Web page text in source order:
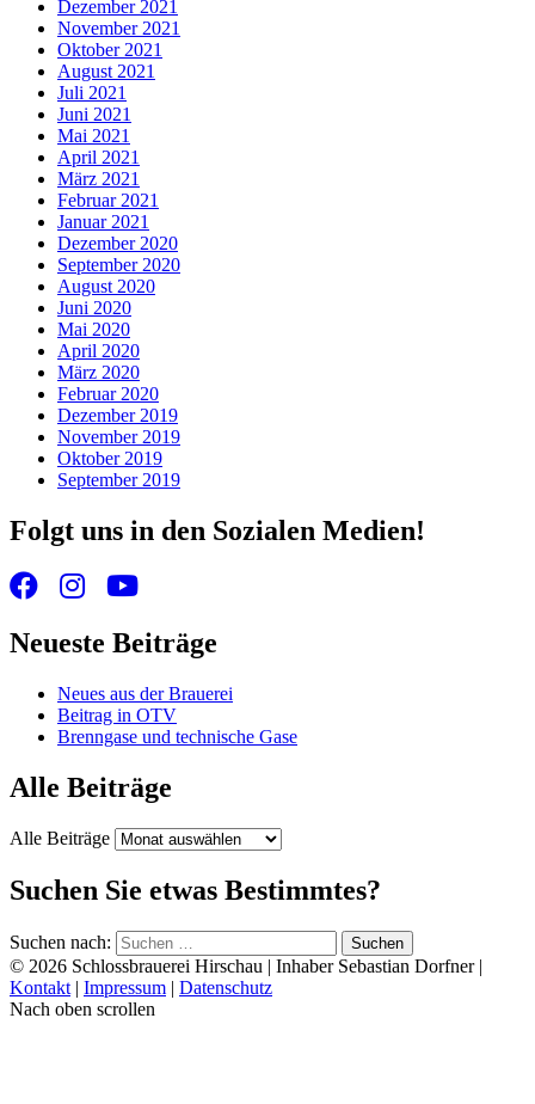
Dezember 2021
November 2021
Oktober 2021
August 2021
Juli 2021
Juni 2021
Mai 2021
April 2021
März 2021
Februar 2021
Januar 2021
Dezember 2020
September 2020
August 2020
Juni 2020
Mai 2020
April 2020
März 2020
Februar 2020
Dezember 2019
November 2019
Oktober 2019
September 2019
Folgt uns in den Sozialen Medien!
Neueste Beiträge
Neues aus der Brauerei
Beitrag in OTV
Brenngase und technische Gase
Alle Beiträge
Alle Beiträge
Suchen Sie etwas Bestimmtes?
Suchen nach:
© 2026 Schlossbrauerei Hirschau | Inhaber Sebastian Dorfner |
Kontakt | Impressum | Datenschutz
Nach oben scrollen